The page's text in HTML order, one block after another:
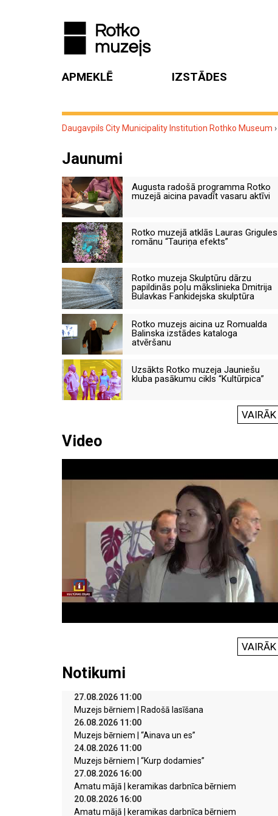
APMEKLĒ IZSTĀDES
Daugavpils City Municipality Institution Rothko Museum ›
Jaunumi
Augusta radošā programma Rotko
muzejā aicina pavadīt vasaru aktīvi
Rotko muzejā atklās Lauras Grigules
romānu “Tauriņa efekts”
Rotko muzeja Skulptūru dārzu
papildinās poļu mākslinieka Dmitrija
Bulavkas Fankidejska skulptūra
Rotko muzejs aicina uz Romualda
Balinska izstādes kataloga
atvēršanu
Uzsākts Rotko muzeja Jauniešu
kluba pasākumu cikls “Kultūrpica”
VAIRĀK
Video
VAIRĀK
Notikumi
27.08.2026 11:00
Muzejs bērniem | Radošā lasīšana
26.08.2026 11:00
Muzejs bērniem | “Ainava un es”
24.08.2026 11:00
Muzejs bērniem | “Kurp dodamies”
27.08.2026 16:00
Amatu mājā | keramikas darbnīca bērniem
20.08.2026 16:00
Amatu mājā | keramikas darbnīca bērniem